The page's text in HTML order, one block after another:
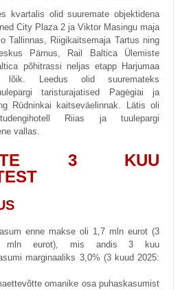
kvartalis olid suuremate objektidena
City Plaza 2 ja Viktor Masingu maja
Tallinnas, Riigikaitsemaja Tartus ning
Pärnus, Rail Baltica Ülemiste
põhitrassi neljas etapp Harjumaa
lõik. Leedus olid suuremateks
taristurajatised Pagėgiai ja
Rūdninkai kaitseväelinnak. Lätis oli
Riias ja tuulepargi
vallas.
3 KUU
enne makse oli 1,7 mln eurot (3
mln eurot), mis andis 3 kuu
marginaaliks 3,0% (3 kuud 2025:
omanike osa puhaskasumist